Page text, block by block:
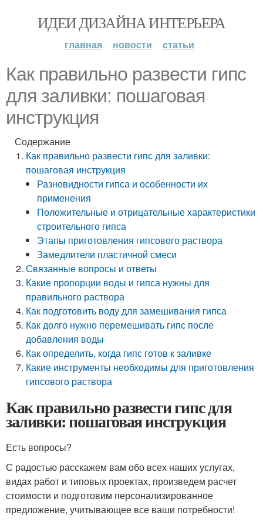
ИДЕИ ДИЗАЙНА ИНТЕРЬЕРА
главная новости статьи
Как правильно развести гипс
для заливки: пошаговая
инструкция
Содержание
Как правильно развести гипс для заливки:
пошаговая инструкция
Разновидности гипса и особенности их
применения
Положительные и отрицательные характеристики
строительного гипса
Этапы приготовления гипсового раствора
Замедлители пластичной смеси
Связанные вопросы и ответы
Какие пропорции воды и гипса нужны для
правильного раствора
Как подготовить воду для замешивания гипса
Как долго нужно перемешивать гипс после
добавления воды
Как определить, когда гипс готов к заливке
Какие инструменты необходимы для приготовления
гипсового раствора
Как правильно развести гипс для
заливки: пошаговая инструкция
Есть вопросы?
С радостью расскажем вам обо всех наших услугах,
видах работ и типовых проектах, произведем расчет
стоимости и подготовим персонализированное
предложение, учитывающее все ваши потребности!